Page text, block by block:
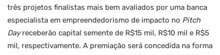
três projetos finalistas mais bem avaliados por uma banca
especialista em empreendedorismo de impacto no Pitch
Dayreceberão capital semente de R$15 mil, R$10 mil e R$5
mil, respectivamente. A premiação será concedida na forma